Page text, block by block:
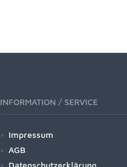
INFORMATION / SERVICE
Impressum
AGB
Datenschutzerklärung